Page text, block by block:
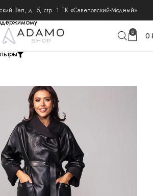
Вал, д. 5, стр. 1 ТК «Савеловский-Модный»
0 0